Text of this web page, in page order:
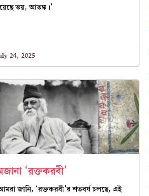
ভয়, আতঙ্ক।’
24, 2025
‘রক্তকরবী’
জানি, ‘রক্তকরবী’র শতবর্ষ চলছে, এই